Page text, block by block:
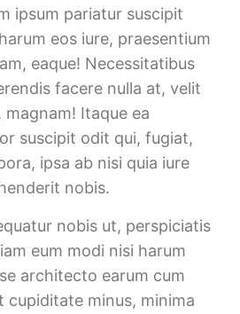
ipsum pariatur suscipit
eos iure, praesentium
eaque! Necessitatibus
facere nulla at, velit
Itaque ea
suscipit odit qui, fugiat,
ipsa ab nisi quia iure
nobis.
nobis ut, perspiciatis
eum modi nisi harum
architecto earum cum
cupiditate minus, minima